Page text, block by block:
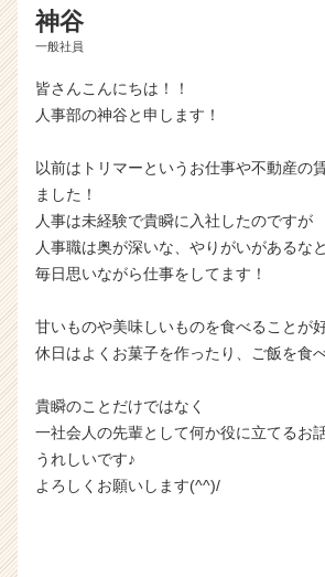
神谷
一般社員
皆さんこんにちは！！
人事部の神谷と申します！
以前はトリマーというお仕事や不動産の
ました！
人事は未経験で貴瞬に入社したのですが
人事職は奥が深いな、やりがいがあるなと
毎日思いながら仕事をしてます！
甘いものや美味しいものを食べることが
休日はよくお菓子を作ったり、ご飯を食
貴瞬のことだけではなく
一社会人の先輩として何か役に立てるお
うれしいです♪
よろしくお願いします(^^)/